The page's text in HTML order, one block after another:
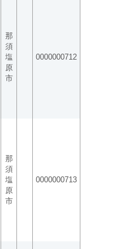
那
須
塩
原
市
0000000712
那
須
塩
原
市
0000000713